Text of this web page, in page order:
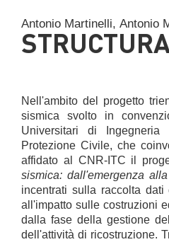
Antonio Martinelli, Antonio
Nell'ambito del progetto
sismica svolto in
Universitari di
Protezione Civile, che
affidato al CNR-ITC il
sismica: dall'emergenza
incentrati sulla raccolta
all'impatto sulle costruzioni
dalla fase della gestione
dell'attività di ricostruzione.